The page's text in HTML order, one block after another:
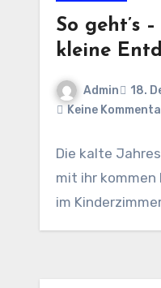
So geht’s
kleine
Admin
18.
Keine
Die kalte
mit ihr kommen
im